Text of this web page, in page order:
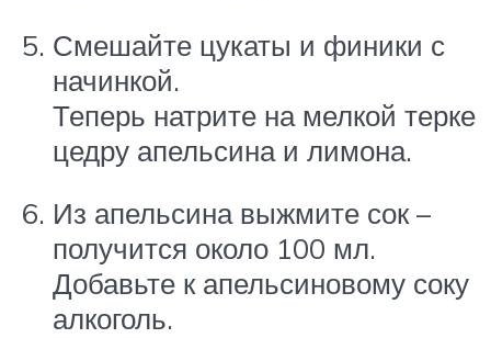
Смешайте цукаты и финики с
начинкой.
Теперь натрите на мелкой терке
цедру апельсина и лимона.
Из апельсина выжмите сок –
получится около 100 мл.
Добавьте к апельсиновому соку
алкоголь.